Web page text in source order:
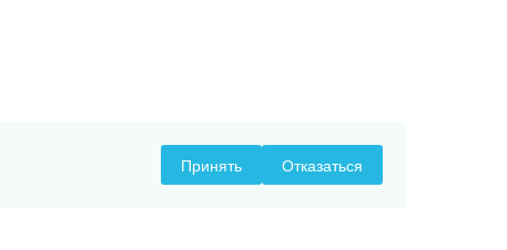
Принять Отказаться